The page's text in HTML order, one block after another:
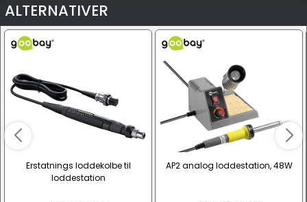
ALTERNATIVER
Erstatnings loddekolbe til
loddestation
AP2 analog loddestation, 48W